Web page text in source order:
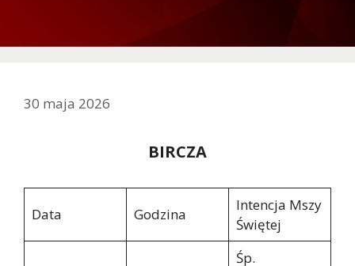
30 maja 2026
BIRCZA
Data Godzina
Intencja Mszy
Świętej
Śp.